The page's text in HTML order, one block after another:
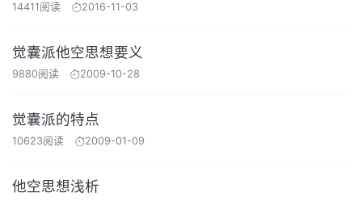
14411阅读 2016-11-03
觉囊派他空思想要义
9880阅读 2009-10-28
觉囊派的特点
10623阅读 2009-01-09
他空思想浅析